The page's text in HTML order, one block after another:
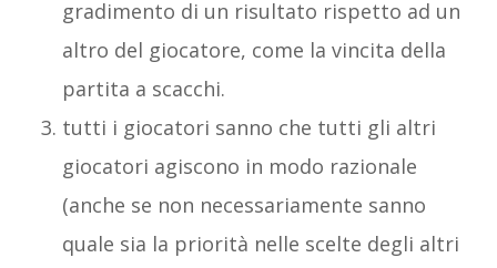
gradimento di un risultato rispetto ad un
altro del giocatore, come la vincita della
partita a scacchi.
tutti i giocatori sanno che tutti gli altri
giocatori agiscono in modo razionale
(anche se non necessariamente sanno
quale sia la priorità nelle scelte degli altri